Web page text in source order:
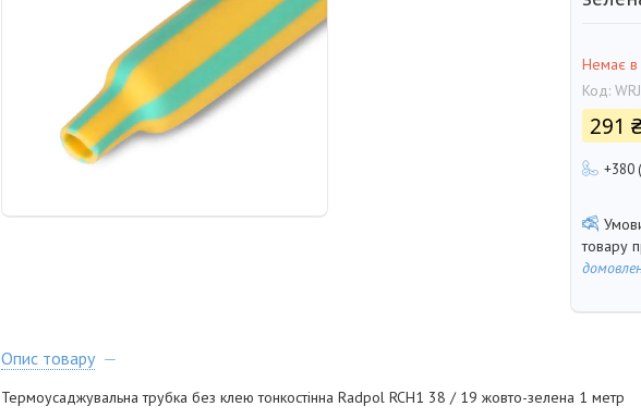
Немає в
Код:
291
+380
товару
Опис товару
Термоусаджувальна трубка без клею тонкостінна Radpol RCH1 38 / 19 жовто-зелена 1 метр